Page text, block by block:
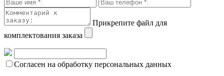
Прикрепите файл для
комплектования заказа
Согласен на обработку персональных данных